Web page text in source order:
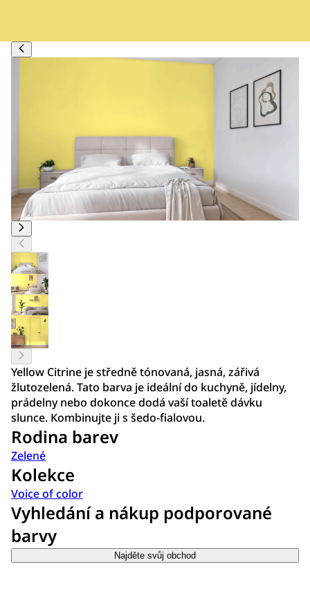
Yellow Citrine je středně tónovaná, jasná, zářivá
žlutozelená. Tato barva je ideální do kuchyně, jídelny,
prádelny nebo dokonce dodá vaší toaletě dávku
slunce. Kombinujte ji s šedo-fialovou.
Rodina barev
Zelené
Kolekce
Voice of color
Vyhledání a nákup podporované
barvy
Najděte svůj obchod